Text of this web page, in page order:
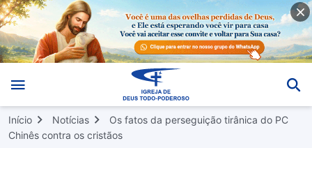
Início Notícias
Os fatos da perseguição tirânica do PC
Chinês contra os cristãos